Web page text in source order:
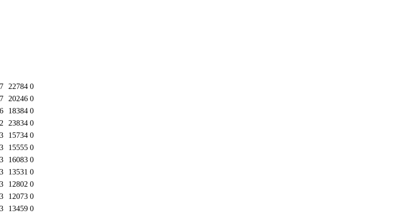
22784 0
20246 0
18384 0
23834 0
15734 0
15555 0
16083 0
13531 0
12802 0
12073 0
13459 0